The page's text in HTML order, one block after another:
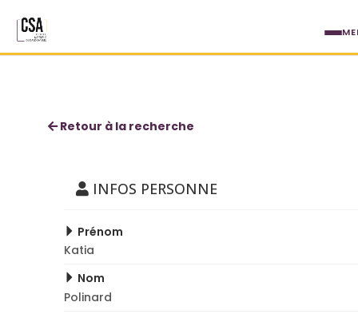
Katia Polinard
Retour à la recherche
INFOS PERSONNE
Prénom
Katia
Nom
Polinard